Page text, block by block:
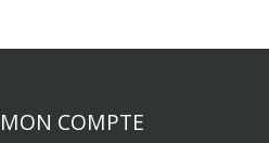
MON COMPTE